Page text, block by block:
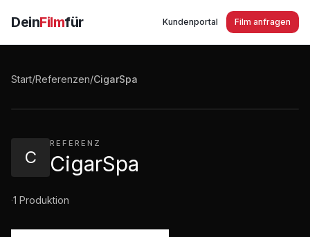
DeinFilmfür Kundenportal Film anfragen
Start/Referenzen/CigarSpa
C
REFERENZ
CigarSpa
·1 Produktion
Clip